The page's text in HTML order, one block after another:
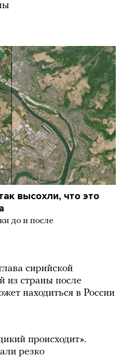
высохли, что это
до и после
сирийской
из страны после
находиться в России
происходит».
резко